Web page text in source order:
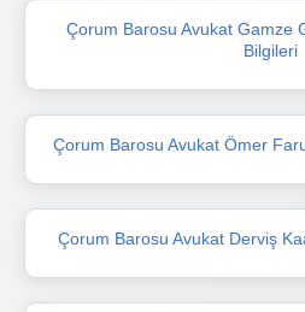
Çorum Barosu Avukat Gamze
Bilgileri
Çorum Barosu Avukat Ömer
Çorum Barosu Avukat Derviş